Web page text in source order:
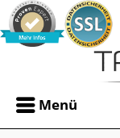
Menü